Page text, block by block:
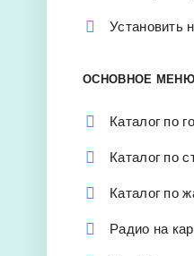
Установить
ОСНОВНОЕ МЕНЮ
Каталог по
Каталог по
Каталог по
Радио на